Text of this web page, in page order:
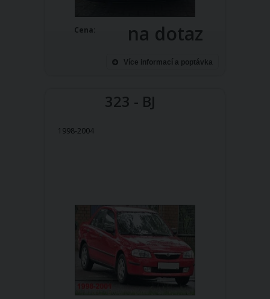
Cena: na dotaz
Více informací a poptávka
323 - BJ
1998-2004